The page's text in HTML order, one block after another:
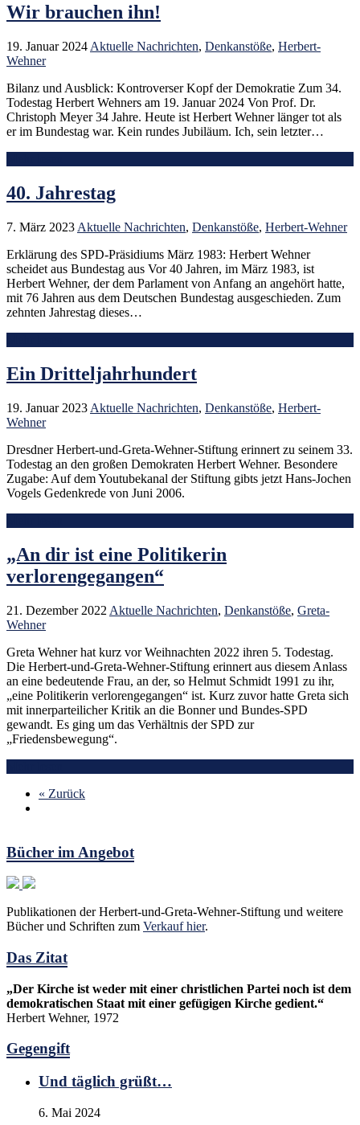
Wir brauchen ihn!
19. Januar 2024 Aktuelle Nachrichten, Denkanstöße, Herbert-
Wehner
Bilanz und Ausblick: Kontroverser Kopf der Demokratie Zum 34.
Todestag Herbert Wehners am 19. Januar 2024 Von Prof. Dr.
Christoph Meyer 34 Jahre. Heute ist Herbert Wehner länger tot als
er im Bundestag war. Kein rundes Jubiläum. Ich, sein letzter…
40. Jahrestag
7. März 2023 Aktuelle Nachrichten, Denkanstöße, Herbert-Wehner
Erklärung des SPD-Präsidiums März 1983: Herbert Wehner
scheidet aus Bundestag aus Vor 40 Jahren, im März 1983, ist
Herbert Wehner, der dem Parlament von Anfang an angehört hatte,
mit 76 Jahren aus dem Deutschen Bundestag ausgeschieden. Zum
zehnten Jahrestag dieses…
Ein Dritteljahrhundert
19. Januar 2023 Aktuelle Nachrichten, Denkanstöße, Herbert-
Wehner
Dresdner Herbert-und-Greta-Wehner-Stiftung erinnert zu seinem 33.
Todestag an den großen Demokraten Herbert Wehner. Besondere
Zugabe: Auf dem Youtubekanal der Stiftung gibts jetzt Hans-Jochen
Vogels Gedenkrede von Juni 2006.
„An dir ist eine Politikerin
verlorengegangen“
21. Dezember 2022 Aktuelle Nachrichten, Denkanstöße, Greta-
Wehner
Greta Wehner hat kurz vor Weihnachten 2022 ihren 5. Todestag.
Die Herbert-und-Greta-Wehner-Stiftung erinnert aus diesem Anlass
an eine bedeutende Frau, an der, so Helmut Schmidt 1991 zu ihr,
„eine Politikerin verlorengegangen“ ist. Kurz zuvor hatte Greta sich
mit innerparteilicher Kritik an die Bonner und Bundes-SPD
gewandt. Es ging um das Verhältnis der SPD zur
„Friedensbewegung“.
« Zurück
Bücher im Angebot
Publikationen der Herbert-und-Greta-Wehner-Stiftung und weitere
Bücher und Schriften zum Verkauf hier.
Das Zitat
„Der Kirche ist weder mit einer christlichen Partei noch ist dem
demokratischen Staat mit einer gefügigen Kirche gedient.“
Herbert Wehner, 1972
Gegengift
Und täglich grüßt…
6. Mai 2024